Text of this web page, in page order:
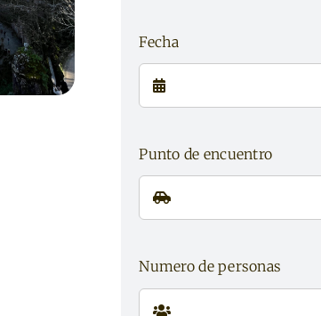
Fecha
Punto de encuentro
Numero de personas